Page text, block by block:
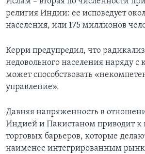
религия Индии: ее исповедует
населения, или 175 миллионов
Керри предупредил, что
недовольного населения наряду с
может способствовать
управление».
Давняя напряженность в
Индией и Пакистаном приводит
торговых барьеров, которые
наименее интегрированным